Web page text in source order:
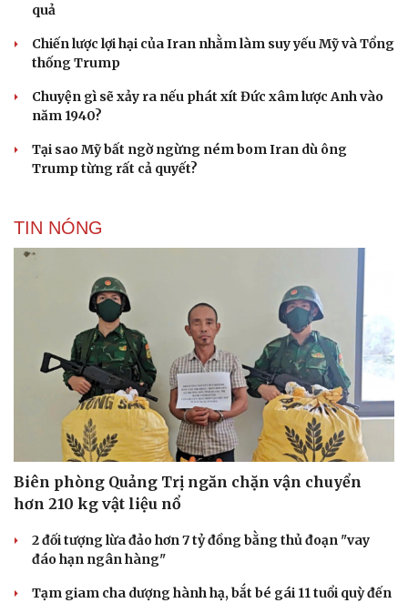
quả
Chiến lược lợi hại của Iran nhằm làm suy yếu Mỹ và Tổng
thống Trump
Chuyện gì sẽ xảy ra nếu phát xít Đức xâm lược Anh vào
năm 1940?
Tại sao Mỹ bất ngờ ngừng ném bom Iran dù ông
Trump từng rất cả quyết?
TIN NÓNG
Biên phòng Quảng Trị ngăn chặn vận chuyển
hơn 210 kg vật liệu nổ
2 đối tượng lừa đảo hơn 7 tỷ đồng bằng thủ đoạn "vay
đáo hạn ngân hàng"
Tạm giam cha dượng hành hạ, bắt bé gái 11 tuổi quỳ đến